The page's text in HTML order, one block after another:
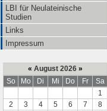
LBI für Neulateinische
Studien
Links
Impressum
« August 2026 »
So
Mo Di Mi Do Fr
Sa
1
2
3 4 5 6 7
8